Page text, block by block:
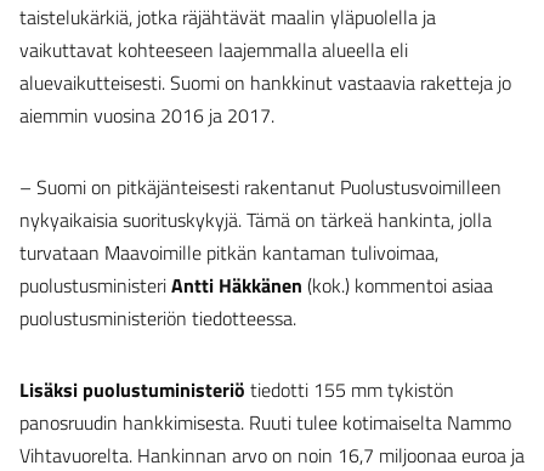
taistelukärkiä, jotka räjähtävät maalin yläpuolella ja
vaikuttavat kohteeseen laajemmalla alueella eli
aluevaikutteisesti. Suomi on hankkinut vastaavia raketteja jo
aiemmin vuosina 2016 ja 2017.
– Suomi on pitkäjänteisesti rakentanut Puolustusvoimilleen
nykyaikaisia suorituskykyjä. Tämä on tärkeä hankinta, jolla
turvataan Maavoimille pitkän kantaman tulivoimaa,
puolustusministeriAntti Häkkänen (kok.) kommentoi asiaa
puolustusministeriön tiedotteessa.
Lisäksi puolustuministeriö tiedotti 155 mm tykistön
panosruudin hankkimisesta. Ruuti tulee kotimaiselta Nammo
Vihtavuorelta. Hankinnan arvo on noin 16,7 miljoonaa euroa ja